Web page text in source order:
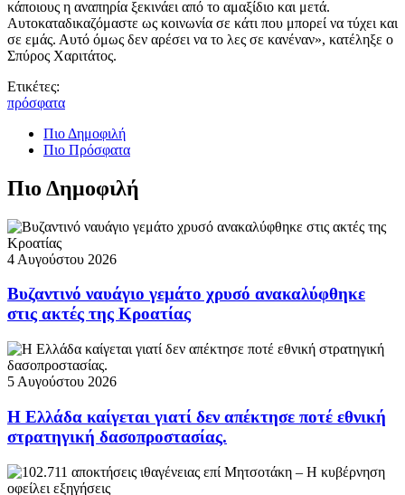
κάποιους η αναπηρία ξεκινάει από το αμαξίδιο και μετά.
Αυτοκαταδικαζόμαστε ως κοινωνία σε κάτι που μπορεί να τύχει και
σε εμάς. Αυτό όμως δεν αρέσει να το λες σε κανέναν», κατέληξε ο
Σπύρος Χαριτάτος.
Ετικέτες:
πρόσφατα
Πιο Δημοφιλή
Πιο Πρόσφατα
Πιο Δημοφιλή
4 Αυγούστου 2026
Βυζαντινό ναυάγιο γεμάτο χρυσό ανακαλύφθηκε
στις ακτές της Κροατίας
5 Αυγούστου 2026
Η Ελλάδα καίγεται γιατί δεν απέκτησε ποτέ εθνική
στρατηγική δασοπροστασίας.